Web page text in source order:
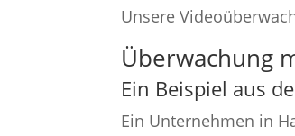
Unsere
Überwachung
Ein Beispiel aus
Ein Unternehmen in